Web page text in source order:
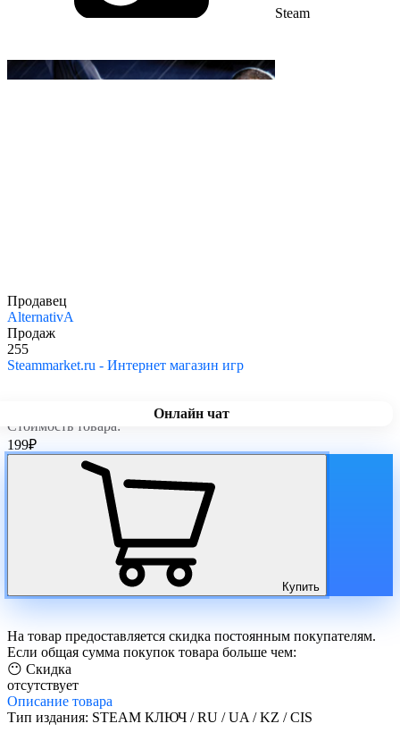
Steam
Онлайн чат
Продавец
AlternativA
Продаж
255
Steammarket.ru - Интернет магазин игр
Стоимость товара:
199₽
Купить
На товар предоставляется скидка постоянным покупателям.
Если общая сумма покупок товара больше чем:
😶 Скидка
отсутствует
Описание товара
Тип издания: STEAM КЛЮЧ / RU / UA / KZ / CIS